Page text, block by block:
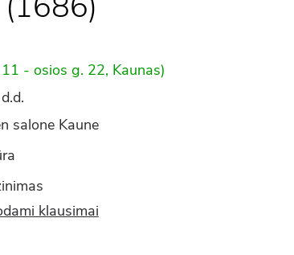
- osios g. 22, Kaunas)
salone Kaune
klausimai